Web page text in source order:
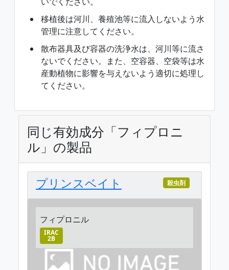
移植後は河川、養殖池等に流入しないよう水
管理に注意してください。
散布器具及び容器の洗浄水は、河川等に流さ
ないでください。また、空容器、空袋等は水
産動植物に影響を与えないよう適切に処理し
てください。
同じ有効成分「フィプロニ
ル」の製品
プリンスベイト 殺虫剤
フィプロニル
IRAC
2B